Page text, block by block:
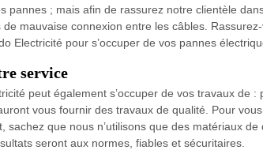
pannes ; mais afin de rassurez notre clientèle
mauvaise connexion entre les câbles.
Electricité pour s’occuper de vos pannes
service
peut également s’occuper de vos travaux de
vous fournir des travaux de qualité. Pour
que nous n’utilisons que des matériaux
seront aux normes, fiables et sécuritaires.